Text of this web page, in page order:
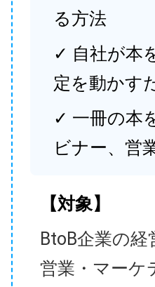
る方法
✓ 自社が本
定を動かす
✓ 一冊の本
ビナー、営
【対象】
BtoB企業の
営業・マーケ